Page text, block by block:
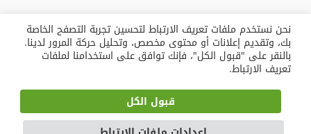
نحن نستخدم ملفات تعريف الارتباط لتحسين تجربة التصفح الخاصة
بك، وتقديم إعلانات أو محتوى مخصص، وتحليل حركة المرور لدينا.
بالنقر على "قبول الكل"، فإنك توافق على استخدامنا لملفات
تعريف الارتباط.
قبول الكل
All Rights Reserved 2026. Jubna is a registered trademark.